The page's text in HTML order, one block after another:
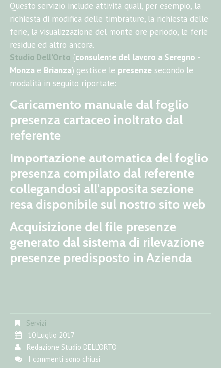
Questo servizio include attività quali, per esempio, la
richiesta di modifica delle timbrature, la richiesta delle
ferie, la visualizzazione del monte ore periodo, le ferie
residue ed altro ancora.
Studio Dell'Orto (consulente del lavoro a Seregno -
Monza e Brianza) gestisce le presenze secondo le
modalità in seguito riportate:
Caricamento manuale dal foglio
presenza cartaceo inoltrato dal
referente
Importazione automatica del foglio
presenza compilato dal referente
collegandosi all'apposita sezione
resa disponibile sul nostro sito web
Acquisizione del file presenze
generato dal sistema di rilevazione
presenze predisposto in Azienda
Servizi
10 Luglio 2017
Redazione Studio DELL'ORTO
I commenti sono chiusi